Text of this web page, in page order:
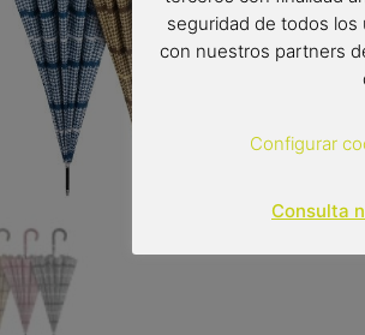
seguridad de todos los
con nuestros partners
Configurar
Consulta